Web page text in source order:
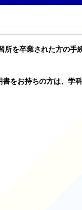
所を卒業された方の手
書をお持ちの方は、学科